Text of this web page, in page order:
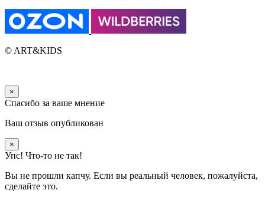
© ART&KIDS
×
Спасибо за ваше мнение
Ваш отзыв опубликован
×
Упс! Что-то не так!
Вы не прошли капчу. Если вы реальный человек, пожалуйста,
сделайте это.